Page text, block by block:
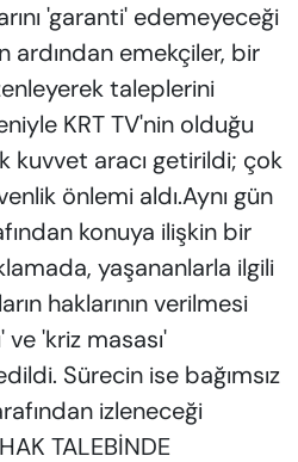
'garanti' edemeyeceği
ardından emekçiler, bir
taleplerini
KRT TV'nin olduğu
kuvvet aracı getirildi; çok
önlemi aldı.Aynı gün
konuya ilişkin bir
yaşananlarla ilgili
haklarının verilmesi
'kriz masası'
Sürecin ise bağımsız
izleneceği
TALEBİNDE